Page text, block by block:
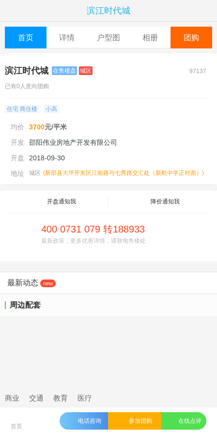
滨江时代城
首页 详情 户型图 相册 团购
97137
滨江时代城 在售楼盘 城区
已有0人意向团购
住宅 商住楼 小高
均价 3700元/平米
开发
邵阳伟业房地产开发有限公司
开盘
2018-09-30
地址
城区 (新邵县大坪开发区江南路与七秀路交汇处（新航中学正对面） )
开盘通知我 降价通知我
400 0731 079 转188933
最新政策，更多优惠详情，请致电售楼处
最新动态 new
周边配套
商业 交通 教育 医疗
网友点评 写点评，赚积分，领奖品！
首页
电话咨询 参加团购 在线点评